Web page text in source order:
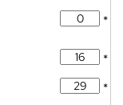
*
*
*